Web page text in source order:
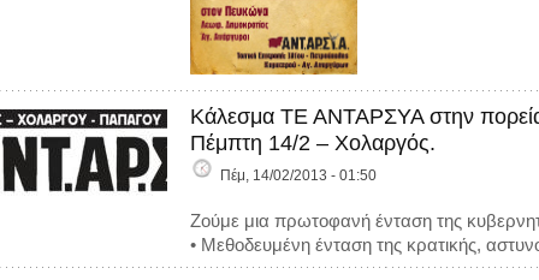
Κάλεσμα ΤΕ ΑΝΤΑΡΣΥΑ στην
Πέμπτη 14/2 – Χολαργός.
Πέμ, 14/02/2013 - 01:50
Ζούμε μια πρωτοφανή ένταση της
• Μεθοδευμένη ένταση της κρατικής,